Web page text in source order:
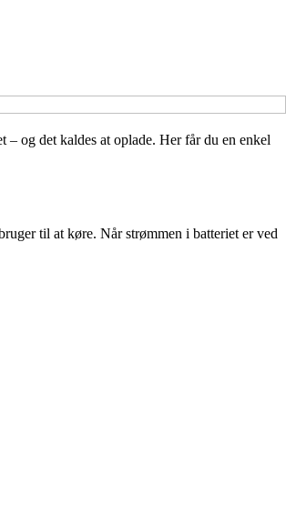
– og det kaldes at oplade. Her får du en enkel
til at køre. Når strømmen i batteriet er ved